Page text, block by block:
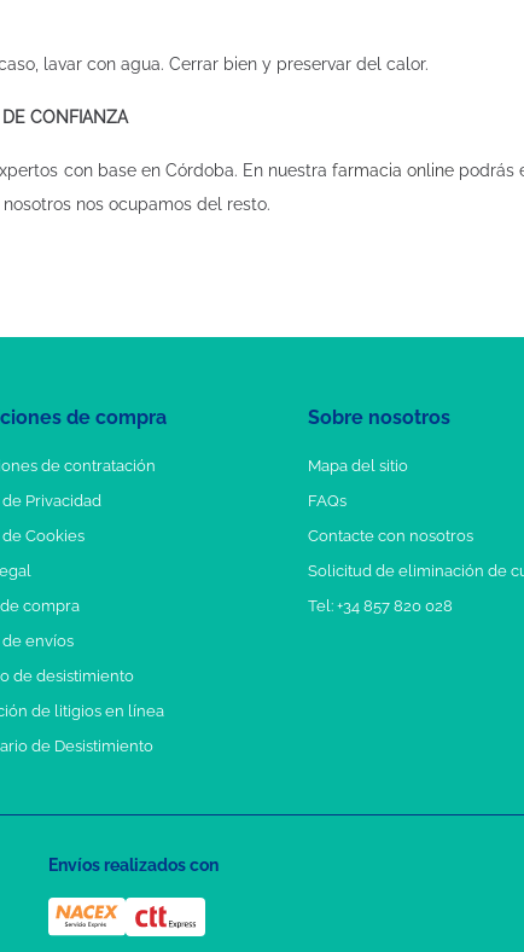
lavar con agua. Cerrar bien y preservar del calor.
CONFIANZA
con base en Córdoba. En nuestrafarmacia online podrás
nos ocupamos del resto.
de compra
de contratación
Privacidad
Cookies
compra
de envíos
de desistimiento
de litigios en línea
de Desistimiento
Sobre nosotros
Mapa del sitio
FAQs
Contacte con nosotros
Solicitud de eliminación de
Tel: +34 857 820 028
Envíos realizados con